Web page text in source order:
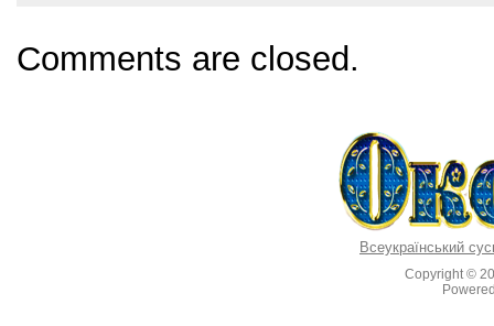
k
Comments are closed.
Всеукраїнський
Copyright ©